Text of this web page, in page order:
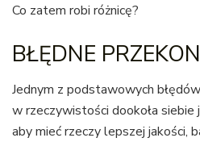
Co zatem robi różnicę?
BŁĘDNE
Jednym z podstawowych
w rzeczywistości dookoła siebie
aby mieć rzeczy lepszej jakości,